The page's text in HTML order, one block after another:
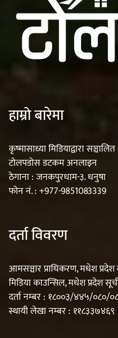
हाम्रो बारेमा
कृष्मासाध्या मिडियाद्वारा सञ्चालित
टोलपडोस डटकम अनलाइन
ठेगाना : जनकपुरधाम-३. धनुषा
फोन नं. : +977-9851083339
दर्ता विवरण
आमसञ्चार प्राधिकरण, मधेश
मिडिया काउन्सिल, मधेश प्रदेश
दर्ता नम्बर : १८००३/४४५/०८०/
स्थायी लेखा नम्बर : ११८३३७४६९